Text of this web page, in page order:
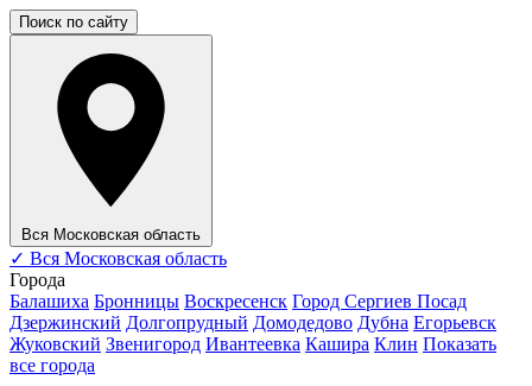
Поиск по сайту
Вся Московская область
✓ Вся Московская область
Города
Балашиха Бронницы Воскресенск Город Сергиев Посад
Дзержинский Долгопрудный Домодедово Дубна Егорьевск
Жуковский Звенигород Ивантеевка Кашира Клин Показать
все города